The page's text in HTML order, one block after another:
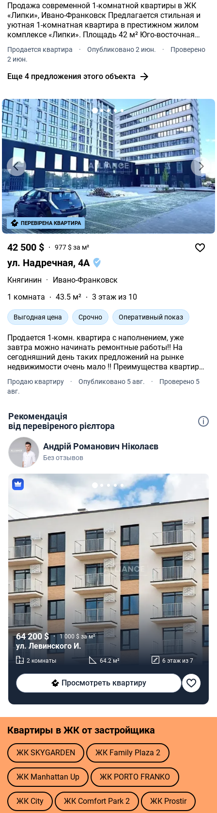
Продажа современной 1-комнатной квартиры в ЖК
«Липки», Ивано-Франковск Предлагается стильная и
уютная 1-комнатная квартира в престижном жилом
комплексе «Липки». Площадь 42 м² Юго-восточная
сторона квартира света и тепла в течение дня.
Продается квартира · Опубликовано 2 июн. ·
Проверено
2 июн.
Еще 4 предложения этого объекта
42 500 $ 977 $ за м²
ул. Надречная, 4А
Княгинин ·
Ивано-Франковск
1 комната
43.5 м² 3 этаж из 10
Выгодная цена Срочно Оперативный показ
Продается 1-комн. квартира с наполнением, уже
завтра можно начинать ремонтные работы!! На
сегодняшний день таких предложений на рынке
недвижимости очень мало !! Преимущества квартиры:
внутренняя и южная сторона. Теплый пол по всей
квартире.
Продаю квартиру · Опубликовано 5 авг. ·
Проверено 5
авг.
ПЕРЕВІРЕНА КВАРТИРА
Рекомендація
від перевіреного рієлтора
Андрій Романович Ніколаєв
Без отзывов
64 200 $ 1 000 $ за м²
ул. Левинского И.
2 комнаты 64.2 м² 6 этаж из 7
Просмотреть квартиру
Квартиры в ЖК от застройщика
ЖК SKYGARDEN ЖК Family Plaza 2
ЖК Manhattan Up ЖК PORTO FRANKO
ЖК City ЖК Comfort Park 2 ЖК Prostir